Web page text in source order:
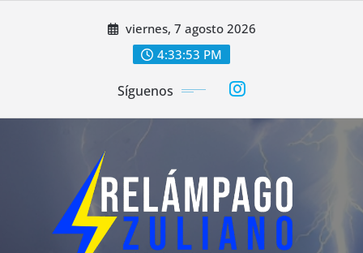
viernes, 7 agosto 2026
4:33:55 PM
Síguenos